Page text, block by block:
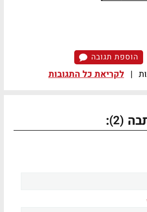
הוספת תגובה
| לקריאת כל התגובות
(2)
: